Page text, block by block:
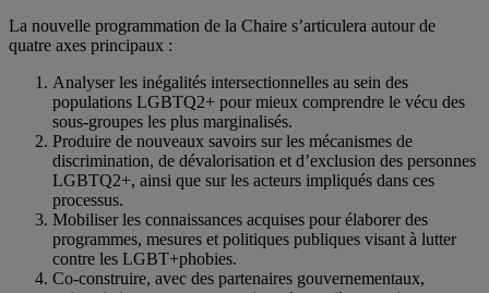
La nouvelle programmation de la Chaire s’articulera autour de
quatre axes principaux :
Analyser les inégalités intersectionnelles au sein des
populations LGBTQ2+ pour mieux comprendre le vécu des
sous-groupes les plus marginalisés.
Produire de nouveaux savoirs sur les mécanismes de
discrimination, de dévalorisation et d’exclusion des personnes
LGBTQ2+, ainsi que sur les acteurs impliqués dans ces
processus.
Mobiliser les connaissances acquises pour élaborer des
programmes, mesures et politiques publiques visant à lutter
contre les LGBT+phobies.
Co-construire, avec des partenaires gouvernementaux,